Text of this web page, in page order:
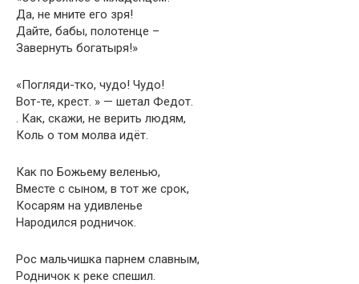
Да, не мните его зря!
Дайте, бабы, полотенце –
Завернуть богатыря!»
«Погляди-тко, чудо! Чудо!
Вот-те, крест. » — шетал Федот.
. Как, скажи, не верить людям,
Коль о том молва идёт.
Как по Божьему веленью,
Вместе с сыном, в тот же срок,
Косарям на удивленье
Народился родничок.
Рос мальчишка парнем славным,
Родничок к реке спешил.